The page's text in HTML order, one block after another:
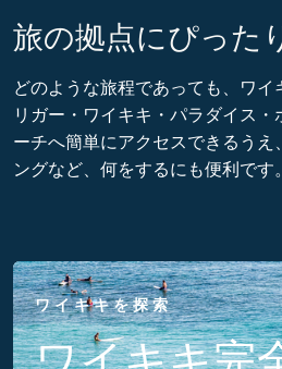
旅の拠点にぴった
どのような旅程であっても、ワイ
リガー・ワイキキ・パラダイス
ーチへ簡単にアクセスできるう
ングなど、何をするにも便利です。
ワイキキを探索